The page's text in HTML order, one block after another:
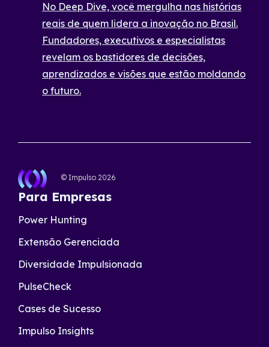
No Deep Dive, você mergulha nas histórias
reais de quem lidera a inovação no Brasil.
Fundadores, executivos e especialistas
revelam os bastidores de decisões,
aprendizados e visões que estão moldando
o futuro.
© Impulso 2026
Para Empresas
Power Hunting
Extensão Gerenciada
Diversidade Impulsionada
PulseCheck
Cases de Sucesso
Impulso Insights